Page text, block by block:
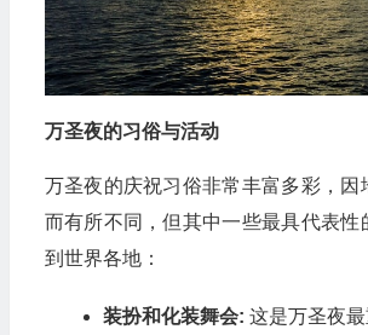
万圣夜的习俗与活动
万圣夜的庆祝习俗非常丰富多彩，因
而有所不同，但其中一些最具代表性
到世界各地：
装扮和化装舞会: 这是万圣夜